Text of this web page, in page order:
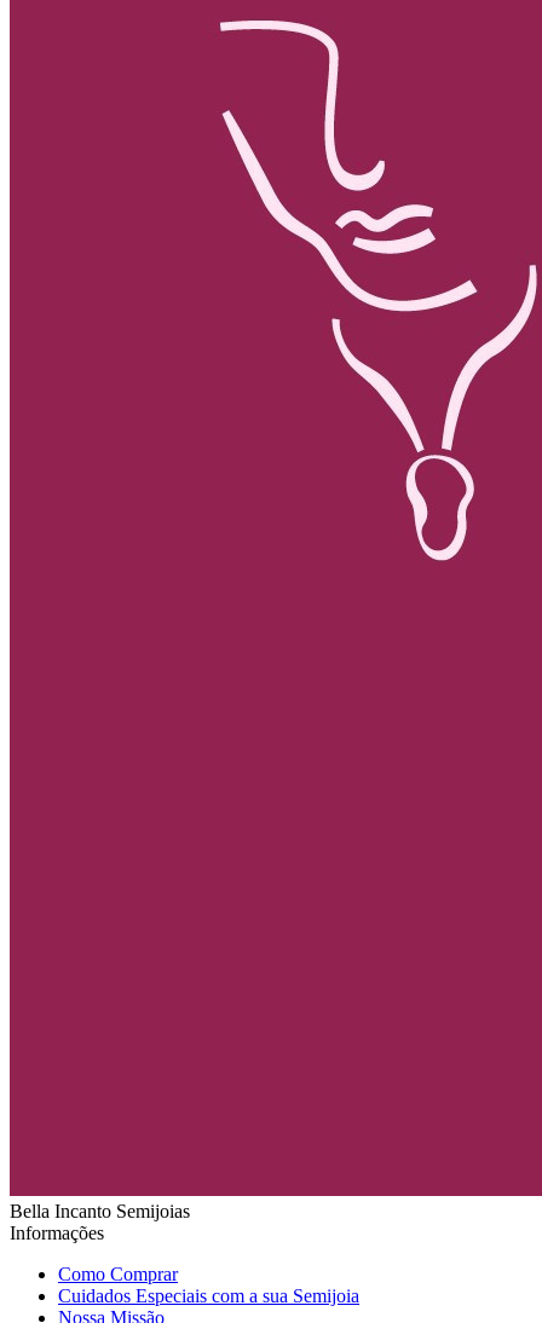
Bella Incanto Semijoias
Informações
Como Comprar
Cuidados Especiais com a sua Semijoia
Nossa Missão